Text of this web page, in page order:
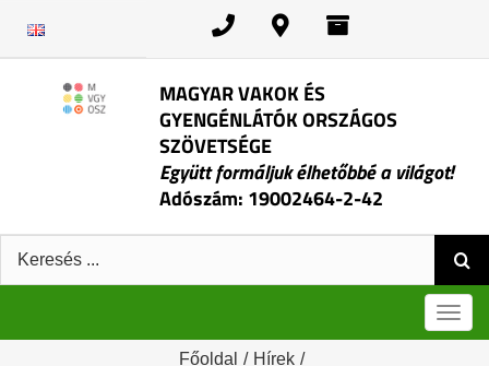
MAGYAR VAKOK ÉS
GYENGÉNLÁTÓK ORSZÁGOS
SZÖVETSÉGE
Együtt formáljuk élhetőbbé a világot!
Adószám: 19002464-2-42
Keresés:
Főoldal / Hírek /